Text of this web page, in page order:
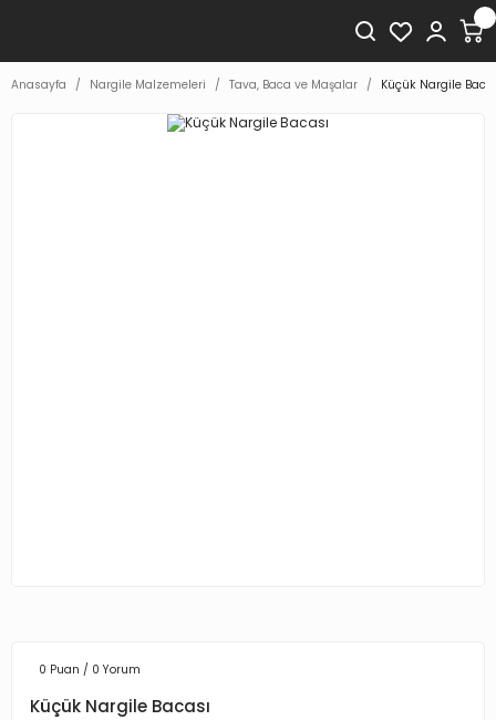
Anasayfa Nargile Malzemeleri Tava, Baca ve Maşalar Küçük Nargile
0 Puan / 0 Yorum
Küçük Nargile Bacası